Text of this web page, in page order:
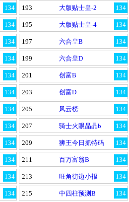
134 134
193 大版贴士皇-2
134 134
195 大版贴士皇-4
134 134
197 六合皇B
134 134
199 六合皇D
134 134
201 创富B
134 134
203 创富D
134 134
205 风云榜
134 134
207 骑士火眼晶晶b
134 134
209 狮王今日抓特码
134 134
211 百万富翁B
134 134
213 旺角街边小报
134 134
215 中四柱预测B